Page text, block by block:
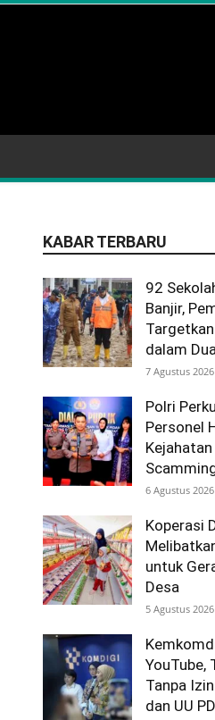
KABAR TERBARU
92
Banjir,
dalam
7 Agustus 2026
Polri
Personel
6 Agustus 2026
Koperasi
untuk
Desa
5 Agustus 2026
YouTube,
Tanpa
dan UU